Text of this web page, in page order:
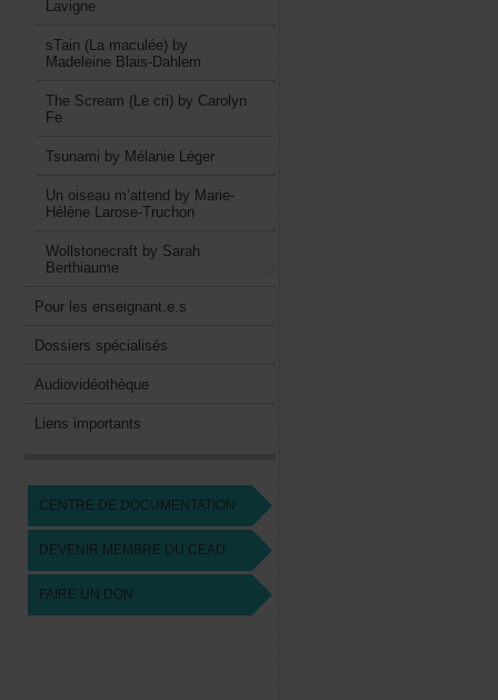
Lavigne
sTain(Lamaculée)by
MadeleineBlais-Dahlem
TheScream(Lecri)byCarolyn
Fe
TsunamibyMélanieLéger
Unoiseaum’attendbyMarie-
HélèneLarose-Truchon
WollstonecraftbySarah
Berthiaume
Pourlesenseignant.e.s
Dossiersspécialisés
Audiovidéothèque
Liensimportants
CENTREDEDOCUMENTATION
DEVENIRMEMBREDUCEAD
FAIREUNDON